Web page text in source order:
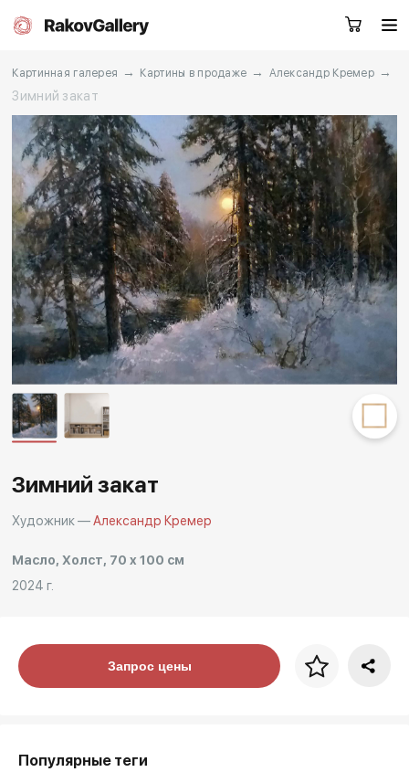
Екатеринбург
RU EN CN
Каталог Художники
О нас Услуги
События Контакты
Другие проекты
Заказать звонок
Картинная галерея → Картины в продаже → Александр Кремер →
Зимний закат
Зимний закат
Художник —Александр Кремер
Масло, Холст, 70 x 100 см
2024 г.
Цена за багетЗапрос цены
Популярные теги